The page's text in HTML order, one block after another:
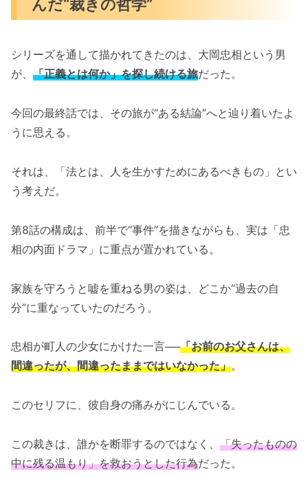
んだ“裁きの哲学”
シリーズを通して描かれてきたのは、大岡忠相という男
が、 「正義とは何か」を探し続ける旅だった。
今回の最終話では、その旅が“ある結論”へと辿り着いたよ
うに思える。
それは、「法とは、人を生かすためにあるべきもの」とい
う考えだ。
第8話の構成は、前半で“事件”を描きながらも、実は「忠
相の内面ドラマ」に重点が置かれている。
家族を守ろうと嘘を重ねる男の姿は、どこか“過去の自
分”に重なっていたのだろう。
忠相が町人の少女にかけた一言──「お前のお父さんは、
間違ったが、間違ったままではいなかった」。
このセリフに、彼自身の痛みがにじんでいる。
この裁きは、誰かを断罪するのではなく、 「失ったものの
中に残る温もり」を救おうとした行為だった。